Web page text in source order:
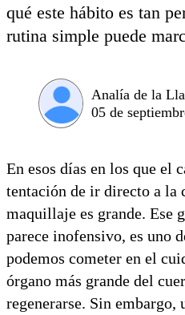
qué este hábito es tan
rutina simple puede
Analía de la
05 de
En esos días en los que el
tentación de ir directo a la
maquillaje es grande. Ese
parece inofensivo, es uno
podemos cometer en el
órgano más grande del
regenerarse. Sin embargo,